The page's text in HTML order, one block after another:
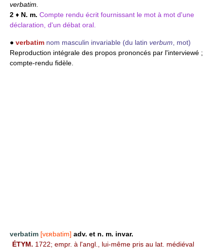
verbatim.
2 ♦ N. m. Compte rendu écrit fournissant le mot à mot d'une
déclaration, d'un débat oral.
● verbatim nom masculin invariable (du latin verbum , mot)
Reproduction intégrale des propos prononcés par l'interviewé ;
compte-rendu fidèle.
verbatim [vɛʀbatim] adv. et n. m. invar.
ÉTYM. 1722; empr. à l'angl., lui-même pris au lat. médiéval